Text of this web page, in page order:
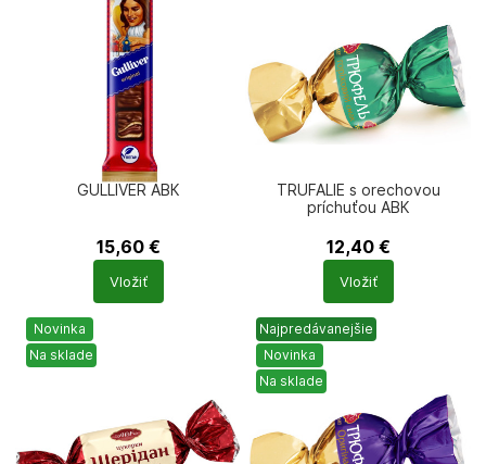
GULLIVER АВК
15,60 €
Počet
produktů
Vložiť
TRUFALIE s orechovou
príchuťou АВК
12,40 €
Počet
produktů
Vložiť
Novinka
Na sklade
Najpredávanejšie
Novinka
Na sklade